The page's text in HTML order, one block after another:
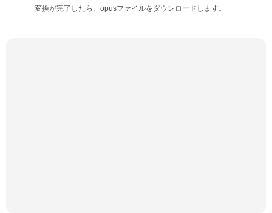
変換が完了したら、opusファイルをダウンロードします。